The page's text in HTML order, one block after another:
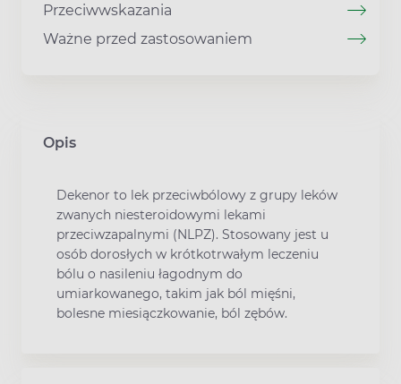
Przeciwwskazania
Ważne przed zastosowaniem
Opis
Dekenor to lek przeciwbólowy z grupy leków
zwanych niesteroidowymi lekami
przeciwzapalnymi (NLPZ). Stosowany jest u
osób dorosłych w krótkotrwałym leczeniu
bólu o nasileniu łagodnym do
umiarkowanego, takim jak ból mięśni,
bolesne miesiączkowanie, ból zębów.